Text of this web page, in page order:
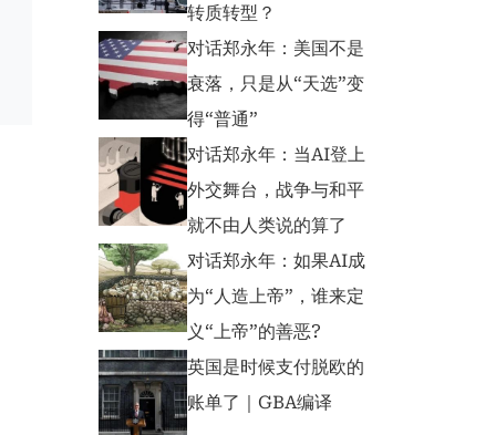
转质转型？
对话郑永年：美国不是
衰落，只是从“天选”变
得“普通”
对话郑永年：当AI登上
外交舞台，战争与和平
就不由人类说的算了
对话郑永年：如果AI成
为“人造上帝”，谁来定
义“上帝”的善恶?
英国是时候支付脱欧的
账单了｜GBA编译